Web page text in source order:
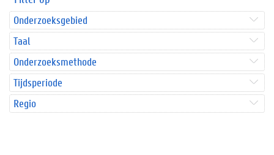
Onderzoeksgebied
Taal
Onderzoeksmethode
Tijdsperiode
Regio